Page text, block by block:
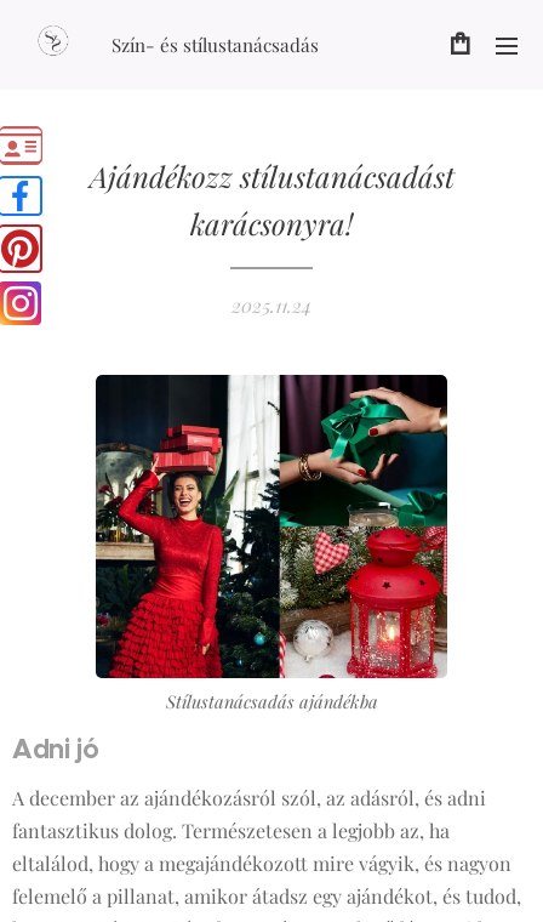
Szín- és stílustanácsadás
Ajándékozz stílustanácsadást
karácsonyra!
2025.11.24
Stílustanácsadás ajándékba
Adni jó
A december az ajándékozásról szól, az adásról, és adni
fantasztikus dolog. Természetesen a legjobb az, ha
eltalálod, hogy a megajándékozott mire vágyik, és nagyon
felemelő a pillanat, amikor átadsz egy ajándékot, és tudod,